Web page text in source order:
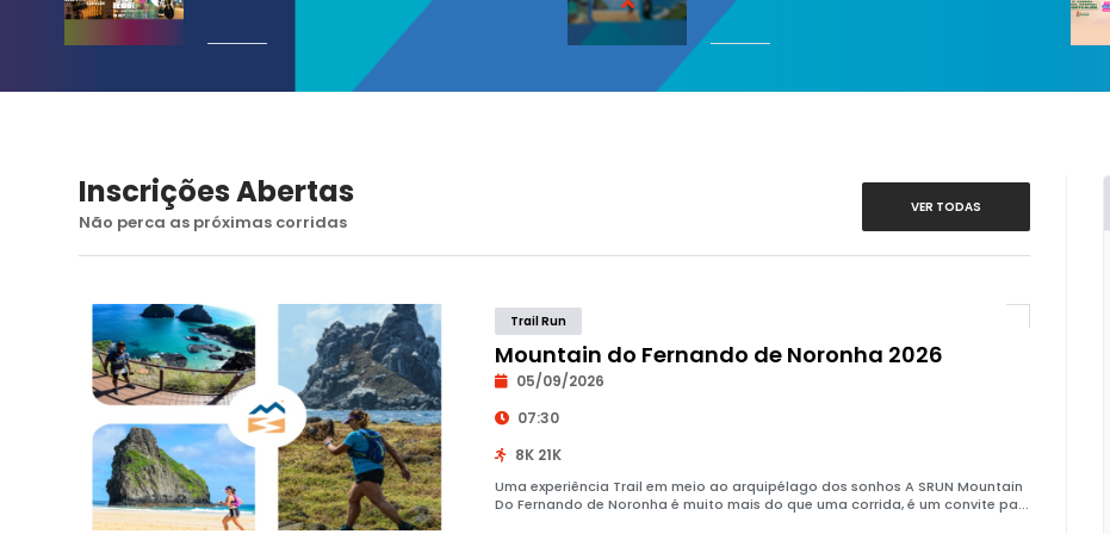
Inscrições Abertas
Não perca as próximas corridas
VER TODAS
Trail Run
Mountain do Fernando de Noronha 2026
05/09/2026
07:30
8K 21K
Uma experiência Trail em meio ao arquipélago dos sonhos A SRUN Mountain
Do Fernando de Noronha é muito mais do que uma corrida, é um convite pa...